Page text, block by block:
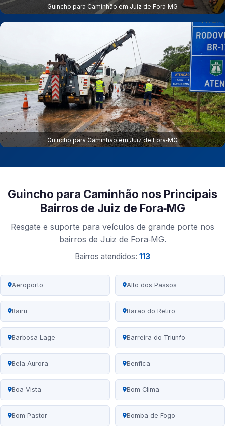
Guincho para Caminhão em Juiz de Fora‑MG
Guincho para Caminhão em Juiz de Fora‑MG
Guincho para Caminhão nos Principais
Bairros de Juiz de Fora‑MG
Resgate e suporte para veículos de grande porte nos
bairros de Juiz de Fora‑MG.
Bairros atendidos: 113
Aeroporto Alto dos Passos
Bairu Barão do Retiro
Barbosa Lage Barreira do Triunfo
Bela Aurora Benfica
Boa Vista Bom Clima
Bom Pastor Bomba de Fogo